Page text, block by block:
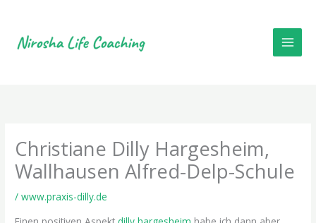
content
Christiane Dilly Hargesheim,
Wallhausen Alfred-Delp-Schule
/www.praxis-dilly.de